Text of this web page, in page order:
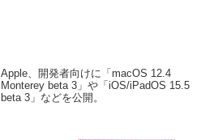
Apple、開発者向けに「macOS 12.4
Monterey beta 3」や「iOS/iPadOS 15.5
beta 3」などを公開。